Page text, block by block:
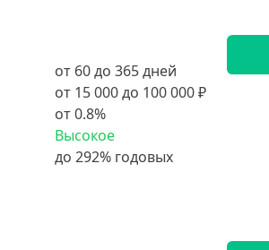
от 60 до 365 дней
от 15 000 до 100 000 ₽
от 0.8%
Высокое